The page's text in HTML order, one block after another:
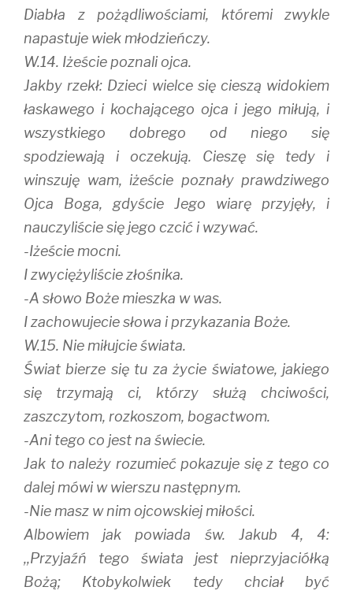
Diabła z pożądliwościami, któremi zwykle
napastuje wiek młodzieńczy.
W.14. Iżeście poznali ojca.
Jakby rzekł: Dzieci wielce się cieszą widokiem
łaskawego i kochającego ojca i jego miłują, i
wszystkiego dobrego od niego się
spodziewają i oczekują. Cieszę się tedy i
winszuję wam, iżeście poznały prawdziwego
Ojca Boga, gdyście Jego wiarę przyjęły, i
nauczyliście się jego czcić i wzywać.
-Iżeście mocni.
I zwyciężyliście złośnika.
-A słowo Boże mieszka w was.
I zachowujecie słowa i przykazania Boże.
W.15. Nie miłujcie świata.
Świat bierze się tu za życie światowe, jakiego
się trzymają ci, którzy służą chciwości,
zaszczytom, rozkoszom, bogactwom.
-Ani tego co jest na świecie.
Jak to należy rozumieć pokazuje się z tego co
dalej mówi w wierszu następnym.
-Nie masz w nim ojcowskiej miłości.
Albowiem jak powiada św. Jakub 4, 4:
,,Przyjaźń tego świata jest nieprzyjaciółką
Bożą; Ktobykolwiek tedy chciał być